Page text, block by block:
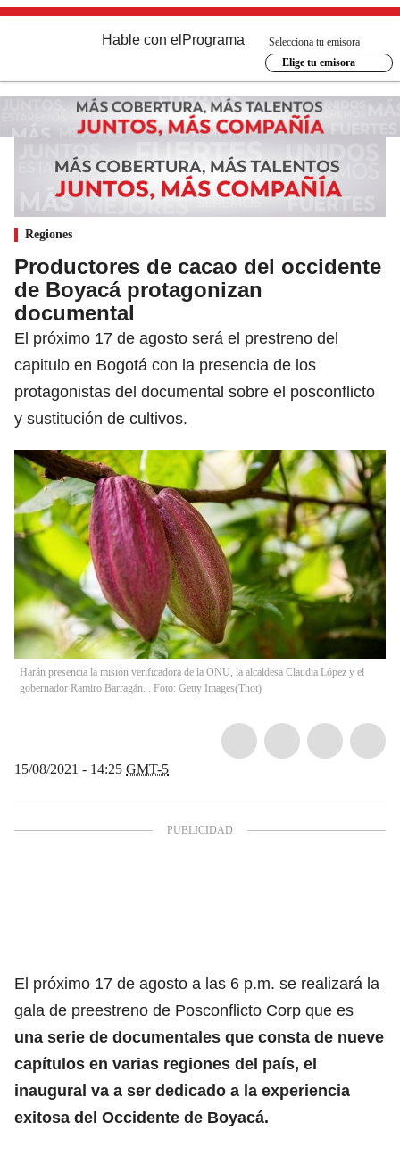
Hable con el Programa
Selecciona tu emisora
Elige tu emisora
Regiones
Productores de cacao del occidente
de Boyacá protagonizan
documental
El próximo 17 de agosto será el prestreno del
capitulo en Bogotá con la presencia de los
protagonistas del documental sobre el posconflicto
y sustitución de cultivos.
Harán presencia la misión verificadora de la ONU, la alcaldesa Claudia López y el
gobernador Ramiro Barragán. . Foto: Getty Images(Thot)
15/08/2021 - 14:25 GMT-5
El próximo 17 de agosto a las 6 p.m. se realizará la
gala de preestreno de Posconflicto Corp que es
una serie de documentales que consta de nueve
capítulos en varias regiones del país, el
inaugural va a ser dedicado a la experiencia
exitosa del Occidente de Boyacá.